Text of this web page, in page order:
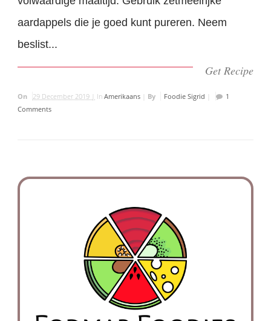
aardappels die je goed kunt pureren. Neem
beslist...
Get Recipe
On 29 December 2019 | InAmerikaans By Foodie Sigrid
1
Comments